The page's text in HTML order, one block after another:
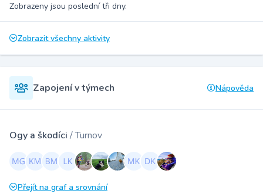
Zobrazeny jsou poslední tři dny.
Zobrazit všechny aktivity
Zapojení v týmech Nápověda
Ogy a škodíci / Turnov
Přejít na graf a srovnání